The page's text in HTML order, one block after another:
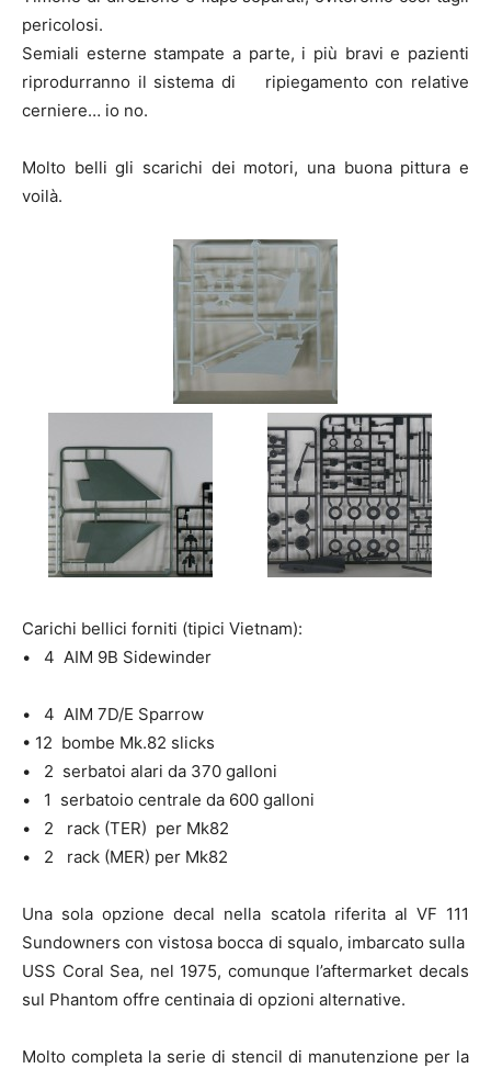
pericolosi.
Semiali esterne stampate a parte, i più bravi e pazienti
riprodurranno il sistema di ripiegamento con relative
cerniere… io no.
Molto belli gli scarichi dei motori, una buona pittura e
voilà.
Carichi bellici forniti (tipici Vietnam):
• 4 AIM 9B Sidewinder
• 4 AIM 7D/E Sparrow
• 12 bombe Mk.82 slicks
• 2 serbatoi alari da 370 galloni
• 1 serbatoio centrale da 600 galloni
• 2 rack (TER) per Mk82
• 2 rack (MER) per Mk82
Una sola opzione decal nella scatola riferita al VF 111
Sundowners con vistosa bocca di squalo, imbarcato sulla
USS Coral Sea, nel 1975, comunque l’aftermarket decals
sul Phantom offre centinaia di opzioni alternative.
Molto completa la serie di stencil di manutenzione per la